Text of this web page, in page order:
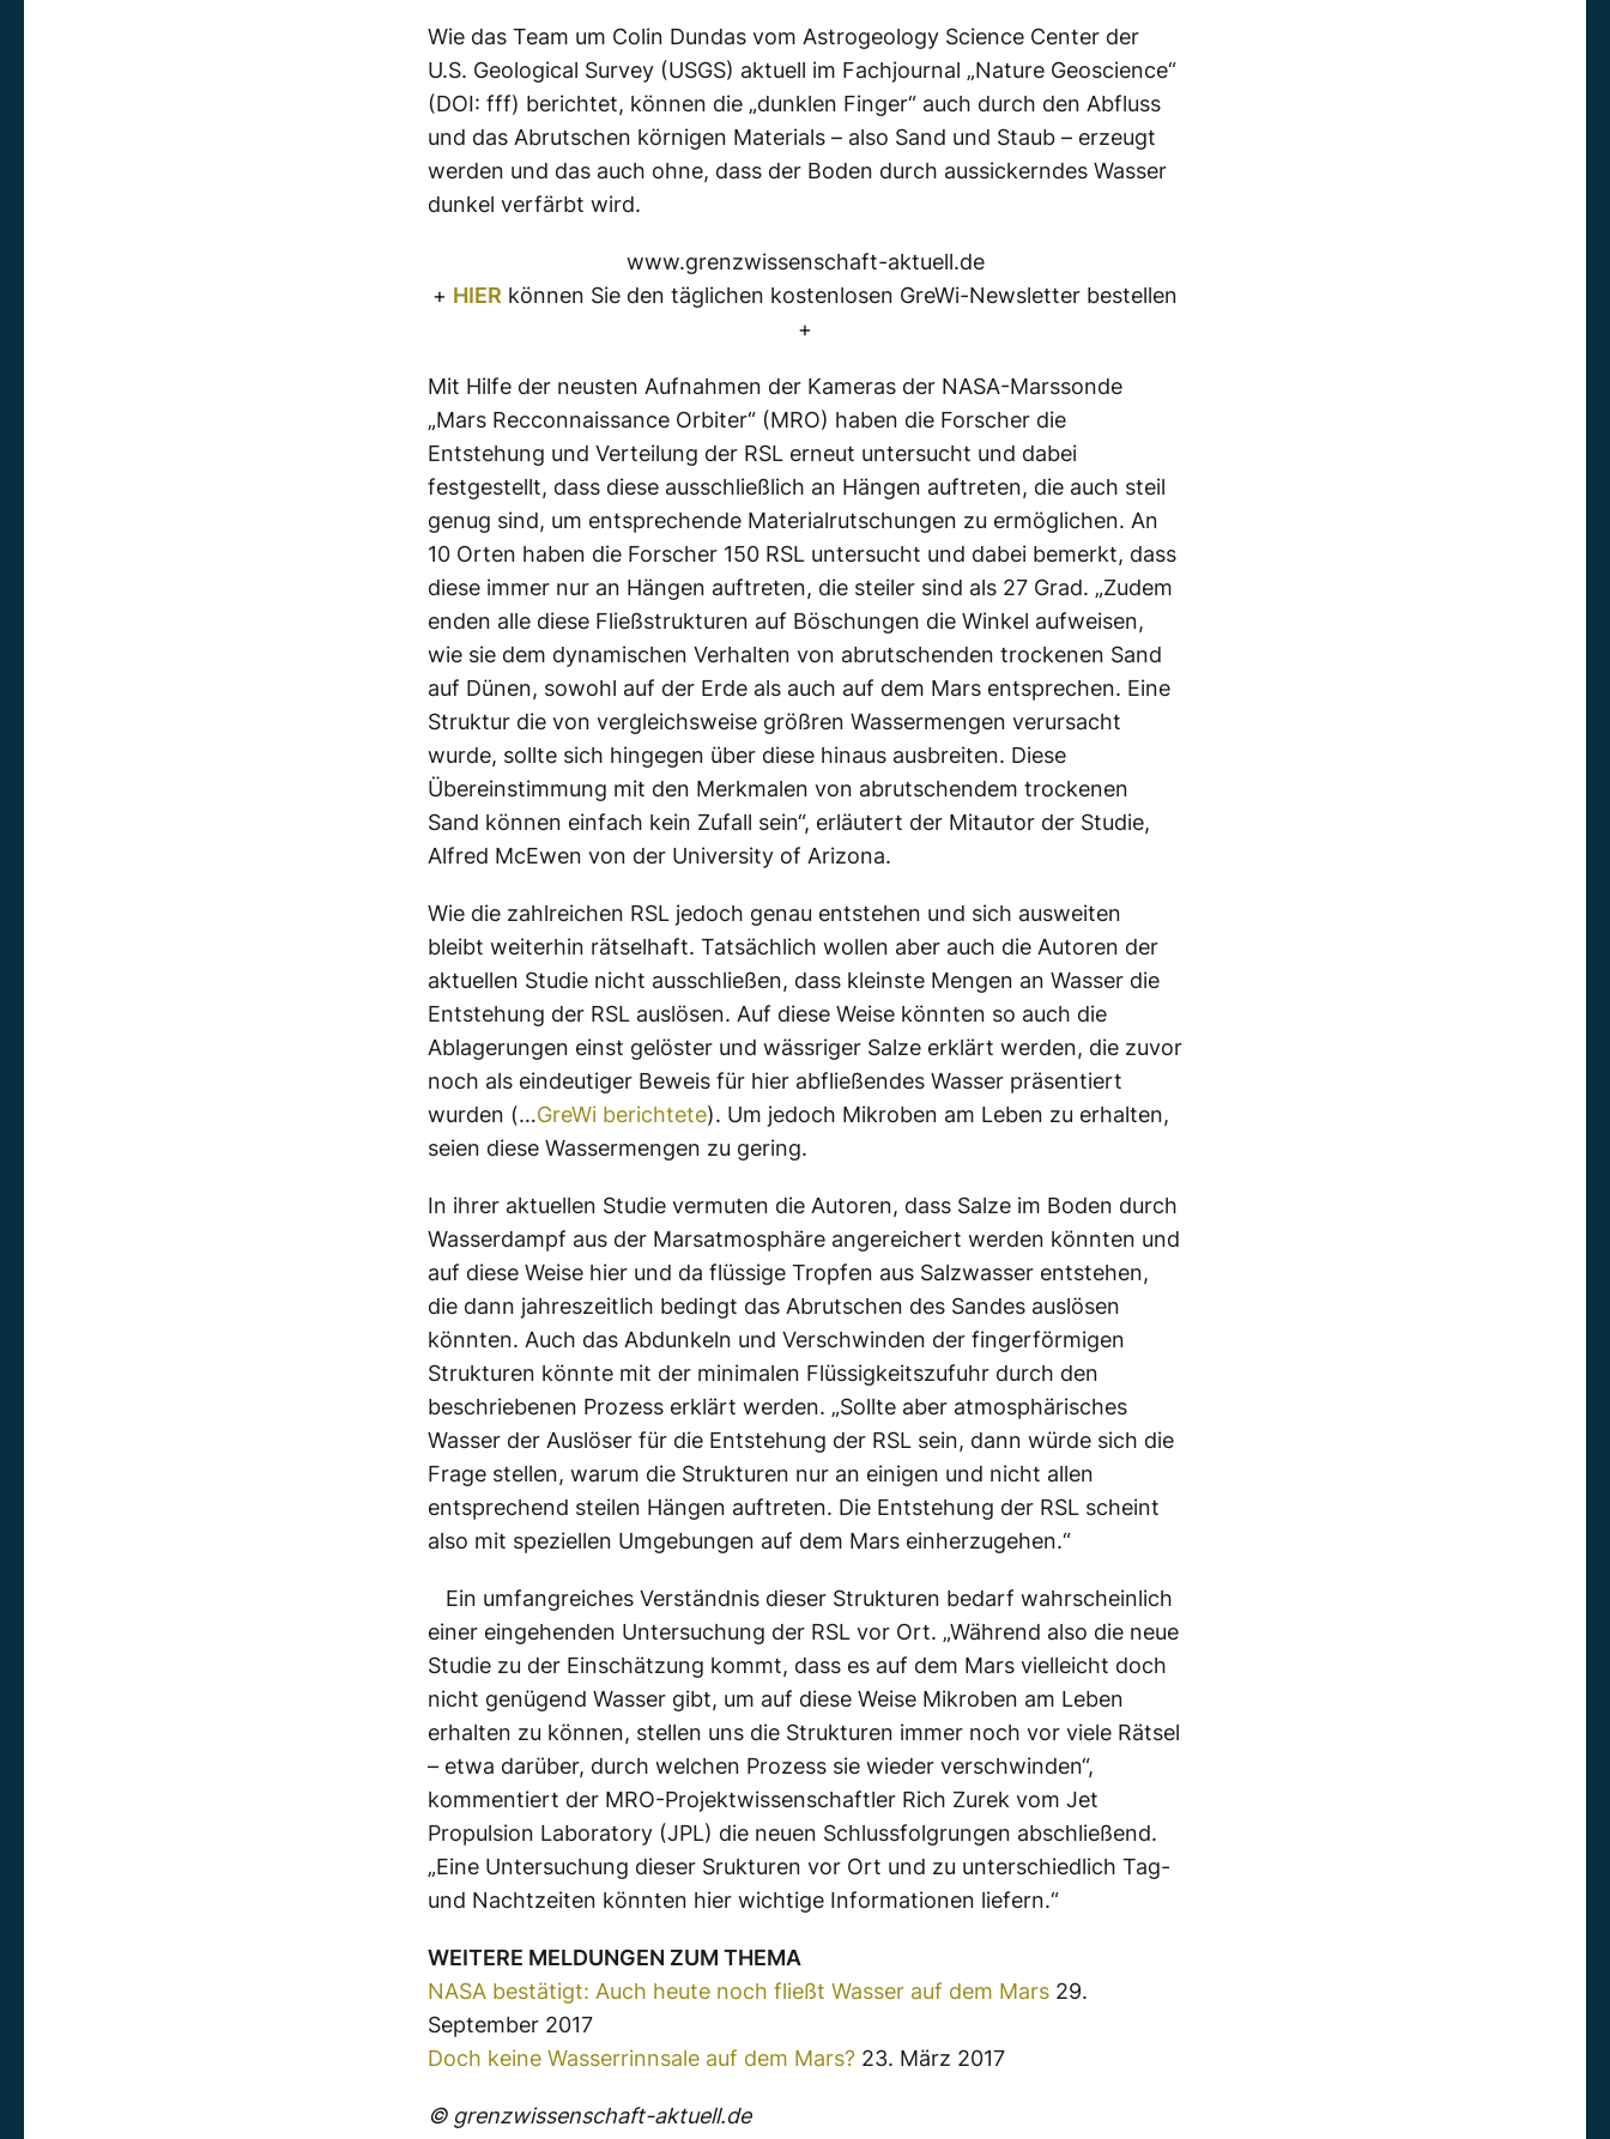
Wie das Team um Colin Dundas vom Astrogeology Science Center der
U.S. Geological Survey (USGS) aktuell im Fachjournal „Nature Geoscience“
(DOI: fff) berichtet, können die „dunklen Finger“ auch durch den Abfluss
und das Abrutschen körnigen Materials – also Sand und Staub – erzeugt
werden und das auch ohne, dass der Boden durch aussickerndes Wasser
dunkel verfärbt wird.
www.grenzwissenschaft-aktuell.de
+ HIER können Sie den täglichen kostenlosen GreWi-Newsletter bestellen
+
Mit Hilfe der neusten Aufnahmen der Kameras der NASA-Marssonde
„Mars Recconnaissance Orbiter“ (MRO) haben die Forscher die
Entstehung und Verteilung der RSL erneut untersucht und dabei
festgestellt, dass diese ausschließlich an Hängen auftreten, die auch steil
genug sind, um entsprechende Materialrutschungen zu ermöglichen. An
10 Orten haben die Forscher 150 RSL untersucht und dabei bemerkt, dass
diese immer nur an Hängen auftreten, die steiler sind als 27 Grad. „Zudem
enden alle diese Fließstrukturen auf Böschungen die Winkel aufweisen,
wie sie dem dynamischen Verhalten von abrutschenden trockenen Sand
auf Dünen, sowohl auf der Erde als auch auf dem Mars entsprechen. Eine
Struktur die von vergleichsweise größren Wassermengen verursacht
wurde, sollte sich hingegen über diese hinaus ausbreiten. Diese
Übereinstimmung mit den Merkmalen von abrutschendem trockenen
Sand können einfach kein Zufall sein“, erläutert der Mitautor der Studie,
Alfred McEwen von der University of Arizona.
Wie die zahlreichen RSL jedoch genau entstehen und sich ausweiten
bleibt weiterhin rätselhaft. Tatsächlich wollen aber auch die Autoren der
aktuellen Studie nicht ausschließen, dass kleinste Mengen an Wasser die
Entstehung der RSL auslösen. Auf diese Weise könnten so auch die
Ablagerungen einst gelöster und wässriger Salze erklärt werden, die zuvor
noch als eindeutiger Beweis für hier abfließendes Wasser präsentiert
wurden (…GreWi berichtete). Um jedoch Mikroben am Leben zu erhalten,
seien diese Wassermengen zu gering.
In ihrer aktuellen Studie vermuten die Autoren, dass Salze im Boden durch
Wasserdampf aus der Marsatmosphäre angereichert werden könnten und
auf diese Weise hier und da flüssige Tropfen aus Salzwasser entstehen,
die dann jahreszeitlich bedingt das Abrutschen des Sandes auslösen
könnten. Auch das Abdunkeln und Verschwinden der fingerförmigen
Strukturen könnte mit der minimalen Flüssigkeitszufuhr durch den
beschriebenen Prozess erklärt werden. „Sollte aber atmosphärisches
Wasser der Auslöser für die Entstehung der RSL sein, dann würde sich die
Frage stellen, warum die Strukturen nur an einigen und nicht allen
entsprechend steilen Hängen auftreten. Die Entstehung der RSL scheint
also mit speziellen Umgebungen auf dem Mars einherzugehen.“
Ein umfangreiches Verständnis dieser Strukturen bedarf wahrscheinlich
einer eingehenden Untersuchung der RSL vor Ort. „Während also die neue
Studie zu der Einschätzung kommt, dass es auf dem Mars vielleicht doch
nicht genügend Wasser gibt, um auf diese Weise Mikroben am Leben
erhalten zu können, stellen uns die Strukturen immer noch vor viele Rätsel
– etwa darüber, durch welchen Prozess sie wieder verschwinden“,
kommentiert der MRO-Projektwissenschaftler Rich Zurek vom Jet
Propulsion Laboratory (JPL) die neuen Schlussfolgrungen abschließend.
„Eine Untersuchung dieser Srukturen vor Ort und zu unterschiedlich Tag-
und Nachtzeiten könnten hier wichtige Informationen liefern.“
WEITERE MELDUNGEN ZUM THEMA
NASA bestätigt: Auch heute noch fließt Wasser auf dem Mars 29.
September 2017
Doch keine Wasserrinnsale auf dem Mars? 23. März 2017
© grenzwissenschaft-aktuell.de